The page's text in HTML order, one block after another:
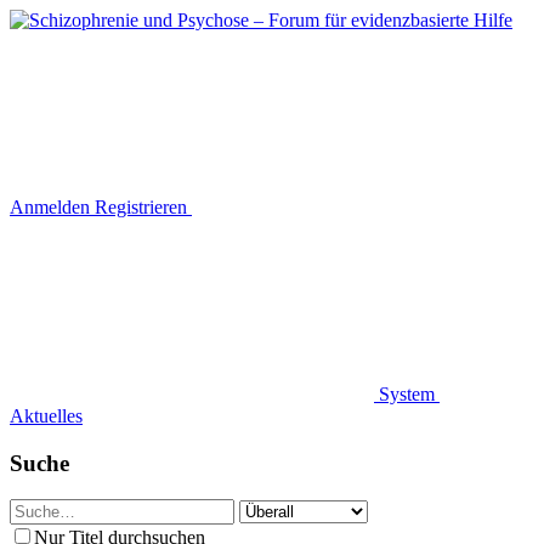
Anmelden Registrieren
System
Aktuelles
Suche
Nur Titel durchsuchen